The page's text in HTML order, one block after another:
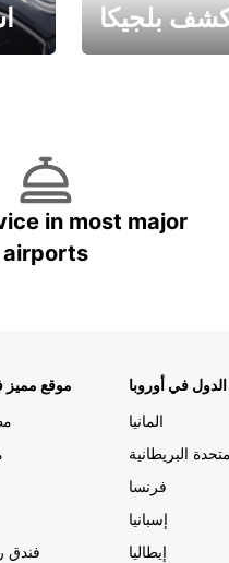
بلجيكا
in most major
airports
موقع مميز
فندق
في أوروبا
المانيا
البريطانية
فرنسا
إسبانيا
إيطاليا